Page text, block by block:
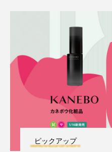
ピックアップ